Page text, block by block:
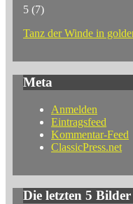
5 (7)
Tanz der Winde in
Meta
Anmelden
Eintragsfeed
Kommentar-Feed
ClassicPress.net
Die letzten 5 Bilder